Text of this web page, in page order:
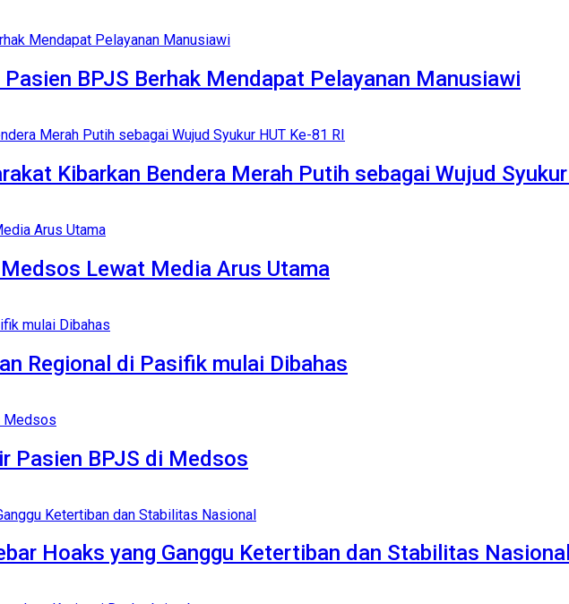
BPJS Berhak Mendapat Pelayanan Manusiawi
Kibarkan Bendera Merah Putih sebagai Wujud Syukur
Lewat Media Arus Utama
Regional di Pasifik mulai Dibahas
Pasien BPJS di Medsos
Hoaks yang Ganggu Ketertiban dan Stabilitas Nasional